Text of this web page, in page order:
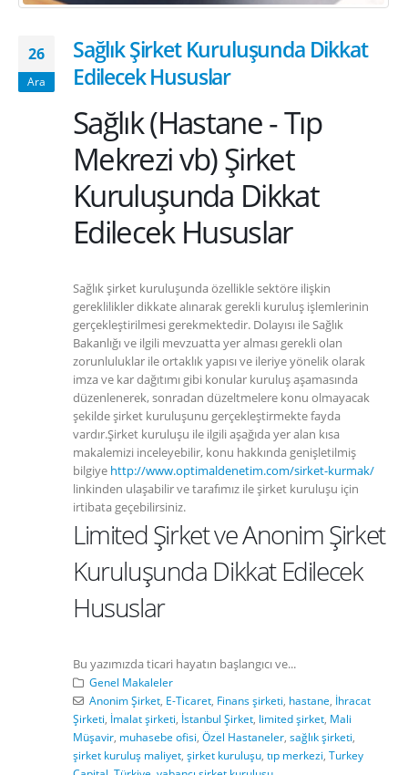
26
Ara
Sağlık Şirket Kuruluşunda Dikkat
Edilecek Hususlar
Sağlık (Hastane - Tıp
Mekrezi vb) Şirket
Kuruluşunda Dikkat
Edilecek Hususlar
Sağlık şirket kuruluşunda özellikle sektöre ilişkin
gereklilikler dikkate alınarak gerekli kuruluş işlemlerinin
gerçekleştirilmesi gerekmektedir. Dolayısı ile Sağlık
Bakanlığı ve ilgili mevzuatta yer alması gerekli olan
zorunluluklar ile ortaklık yapısı ve ileriye yönelik olarak
imza ve kar dağıtımı gibi konular kuruluş aşamasında
düzenlenerek, sonradan düzeltmelere konu olmayacak
şekilde şirket kuruluşunu gerçekleştirmekte fayda
vardır.Şirket kuruluşu ile ilgili aşağıda yer alan kısa
makalemizi inceleyebilir, konu hakkında genişletilmiş
bilgiye http://www.optimaldenetim.com/sirket-kurmak/
linkinden ulaşabilir ve tarafımız ile şirket kuruluşu için
irtibata geçebilirsiniz.
Limited Şirket ve Anonim Şirket
Kuruluşunda Dikkat Edilecek
Hususlar
Bu yazımızda ticari hayatın başlangıcı ve...
Genel Makaleler
Anonim Şirket, E-Ticaret, Finans şirketi hastane İhracat
Şirketi İmalat şirketi İstanbul Şirket limited şirket Mali
Müşavir muhasebe ofisi Özel Hastaneler sağlık şirketi
şirket kuruluş maliyet şirket kuruluşu tıp merkezi Turkey